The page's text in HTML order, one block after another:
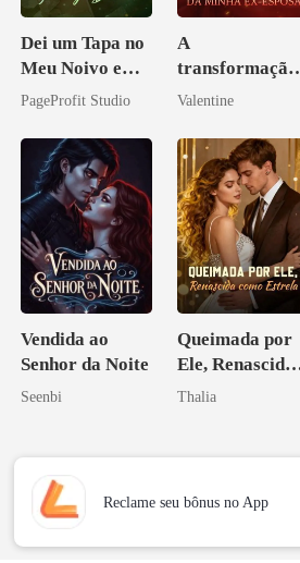
Dei um Tapa no
Meu Noivo e
Casei com o
Inimigo Dele
PageProfit Studio
A
transformação
inesperada da
esposa
Valentine
Vendida ao
Senhor da Noite
Seenbi
Queimada por
Ele, Renascida
como Estrela
Thalia
Reclame seu bônus no App